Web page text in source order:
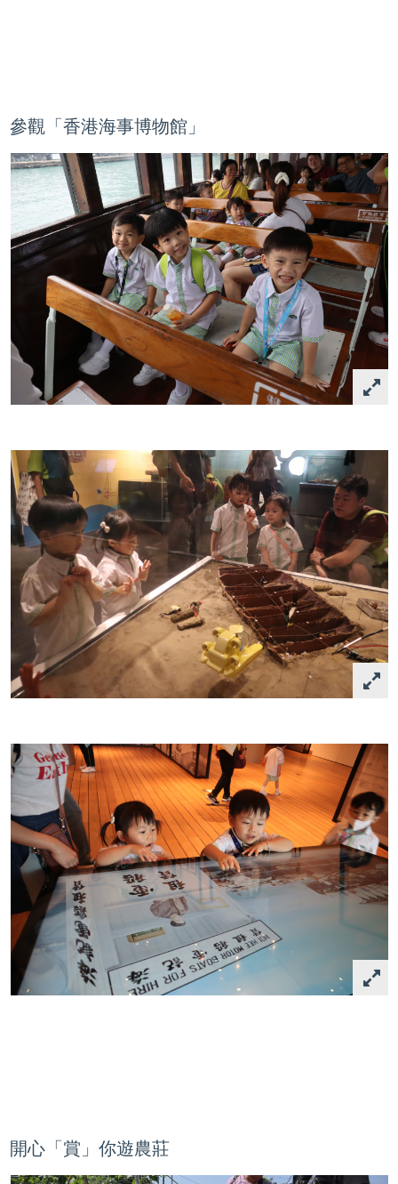
參觀「香港海事博物館」
開心「賞」你遊農莊